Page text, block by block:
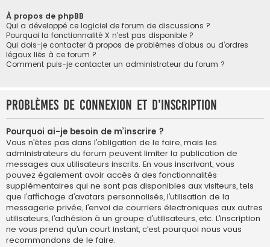
À propos de phpBB
Qui a développé ce logiciel de forum de discussions ?
Pourquoi la fonctionnalité X n’est pas disponible ?
Qui dois-je contacter à propos de problèmes d’abus ou d’ordres
légaux liés à ce forum ?
Comment puis-je contacter un administrateur du forum ?
Problèmes de connexion et d’inscription
Pourquoi ai-je besoin de m’inscrire ?
Vous n’êtes pas dans l’obligation de le faire, mais les
administrateurs du forum peuvent limiter la publication de
messages aux utilisateurs inscrits. En vous inscrivant, vous
pouvez également avoir accès à des fonctionnalités
supplémentaires qui ne sont pas disponibles aux visiteurs, tels
que l’affichage d’avatars personnalisés, l’utilisation de la
messagerie privée, l’envoi de courriers électroniques aux autres
utilisateurs, l’adhésion à un groupe d’utilisateurs, etc. L’inscription
ne vous prend qu’un court instant, c’est pourquoi nous vous
recommandons de le faire.